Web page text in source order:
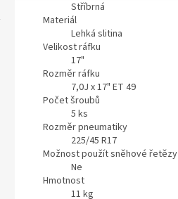
Stříbrná
Materiál
Lehká slitina
Velikost ráfku
17"
Rozměr ráfku
7,0J x 17" ET 49
Počet šroubů
5 ks
Rozměr pneumatiky
225/45 R17
Možnost použít sněhové řetězy
Ne
Hmotnost
11 kg